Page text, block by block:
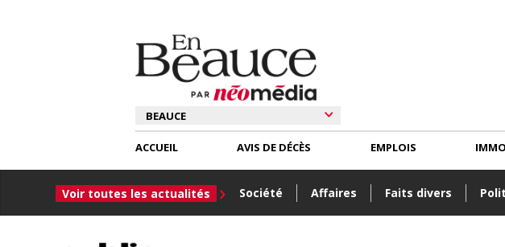
ACCUEIL
Voir toutes les actualités Société Affaires Faits divers
AVIS DE DÉCÈS EMPLOIS